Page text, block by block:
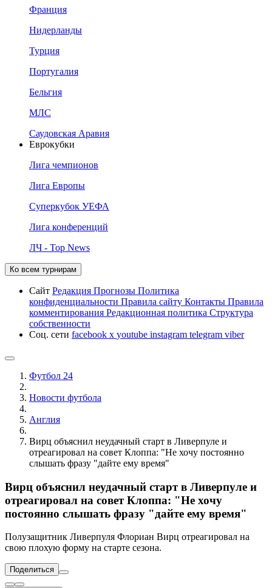
Франция
Нидерланды
Турция
Португалия
Бельгия
МЛС
Саудовская Аравия
Еврокубки
Лига чемпионов
Лига Европы
Суперкубок УЕФА
Лига конференций
ЛЧ - Top News
Ко всем турнирам
Сайт Редакция Прогнозы Политика
конфиденциальности Правила сайту Контакты Правила
комментирования Редакционная политика Структура
собственности
Соц. сети facebook x youtube instagram telegram viber
Футбол 24
Новости футбола
Англия
Вирц объяснил неудачный старт в Ливерпуле и
отреагировал на совет Клоппа: "Не хочу постоянно
слышать фразу "дайте ему время"
Вирц объяснил неудачный старт в Ливерпуле и
отреагировал на совет Клоппа: "Не хочу
постоянно слышать фразу "дайте ему время"
Полузащитник Ливерпуля Флориан Вирц отреагировал на
свою плохую форму на старте сезона.
Поделиться